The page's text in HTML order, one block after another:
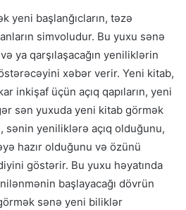
yeni başlanğıcların, təzə
simvoludur. Bu yuxu sənə
ya qarşılaşacağın yeniliklərin
xəbər verir. Yeni kitab,
inkişaf üçün açıq qapıların, yeni
sən yuxuda yeni kitab görmək
sənin yeniliklərə açıq olduğunu,
hazır olduğunu və özünü
göstərir. Bu yuxu həyatında
başlayacağı dövrün
sənə yeni biliklər